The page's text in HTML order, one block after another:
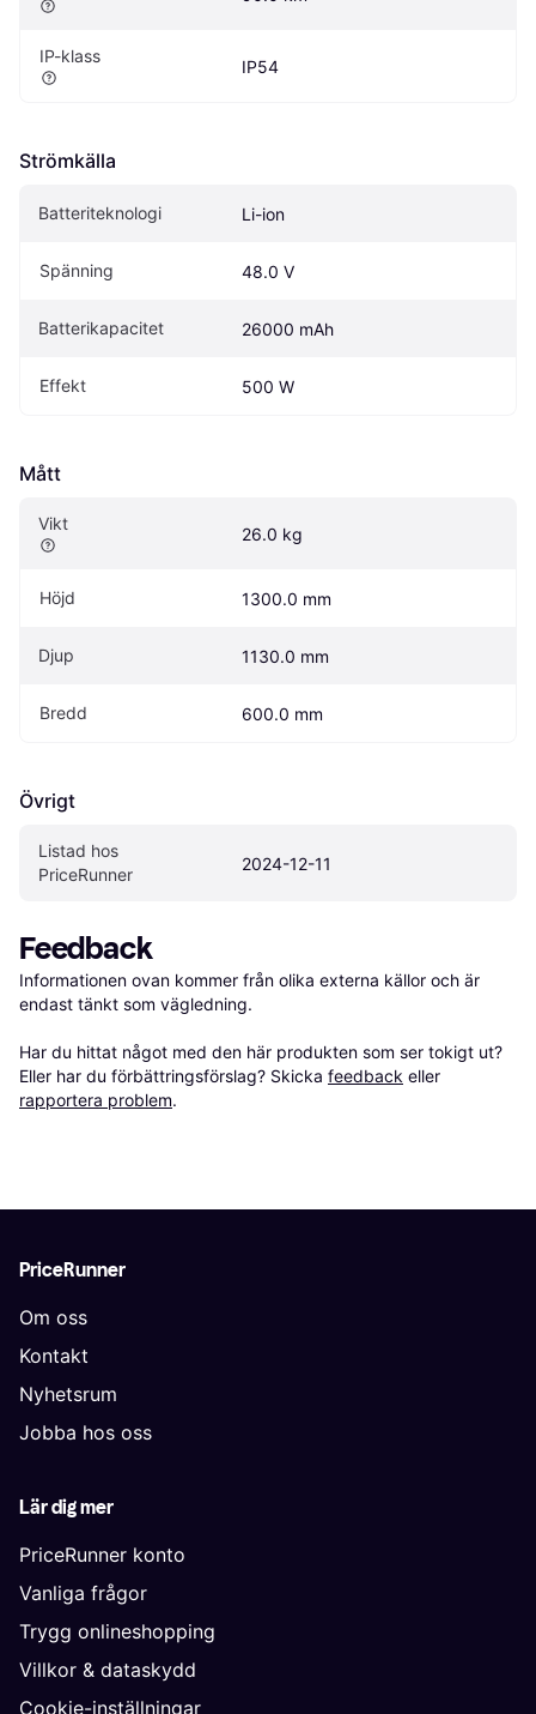
IP-klass
IP54
Strömkälla
Batteriteknologi Li-ion
Spänning 48.0 V
Batterikapacitet 26000 mAh
Effekt 500 W
Mått
Vikt
26.0 kg
Höjd 1300.0 mm
Djup 1130.0 mm
Bredd 600.0 mm
Övrigt
Listad hos
PriceRunner
2024-12-11
Feedback
Informationen ovan kommer från olika externa källor och är
endast tänkt som vägledning.
Har du hittat något med den här produkten som ser tokigt ut?
Eller har du förbättringsförslag? Skicka feedback eller
rapportera problem.
PriceRunner
Om oss
Kontakt
Nyhetsrum
Jobba hos oss
Lär dig mer
PriceRunner konto
Vanliga frågor
Trygg onlineshopping
Villkor & dataskydd
Cookie-inställningar